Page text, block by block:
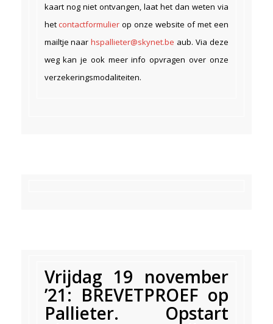
kaart nog niet ontvangen, laat het dan weten via
hetcontactformulier op onze website of met een
mailtje naarhspallieter@skynet.be aub. Via deze
weg kan je ook meer info opvragen over onze
verzekeringsmodaliteiten.
Vrijdag 19 november
’21: BREVETPROEF op
Pallieter. Opstart